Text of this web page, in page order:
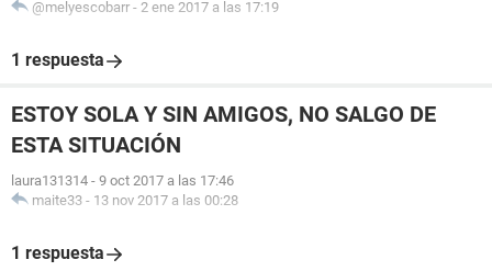
@melyescobarr - 2 ene 2017 a las 17:19
1 respuesta
ESTOY SOLA Y SIN AMIGOS, NO SALGO DE
ESTA SITUACIÓN
laura131314 - 9 oct 2017 a las 17:46
maite33 - 13 nov 2017 a las 00:28
1 respuesta